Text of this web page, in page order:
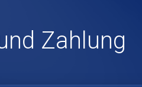
Zahlung